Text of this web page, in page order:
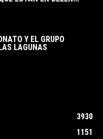
Y EL GRUPO
LAGUNAS
3930
1151